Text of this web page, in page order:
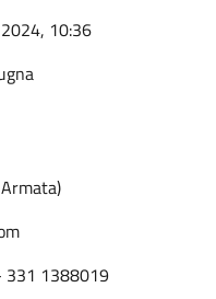
10:36
Raugna
331 1388019